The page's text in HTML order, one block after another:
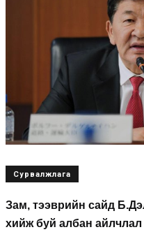
Сурвалжлага
Зам, тээврийн сайд
хийж буй албан